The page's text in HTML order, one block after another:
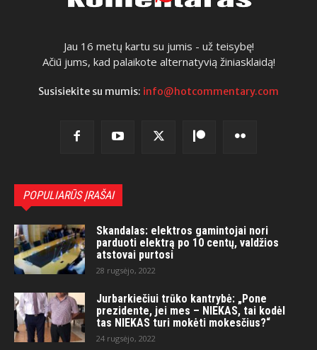
Jau 16 metų kartu su jumis - už teisybę!
Ačiū jums, kad palaikote alternatyvią žiniasklaidą!
Susisiekite su mumis: info@hotcommentary.com
POPULIARŪS ĮRAŠAI
Skandalas: elektros gamintojai nori
parduoti elektrą po 10 centų, valdžios
atstovai purtosi
28 rugsėjo, 2022
Jurbarkiečiui trūko kantrybė: „Pone
prezidente, jei mes – NIEKAS, tai kodėl
tas NIEKAS turi mokėti mokesčius?“
24 rugsėjo, 2022